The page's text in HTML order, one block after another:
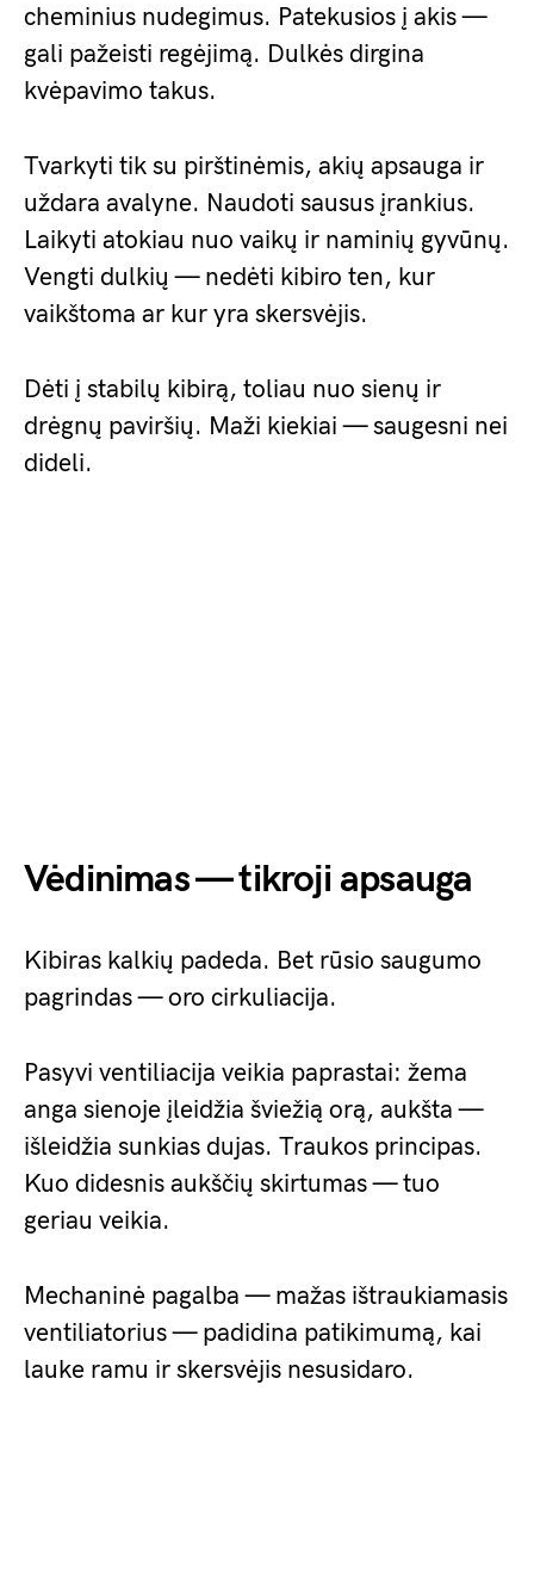
cheminius nudegimus. Patekusios į akis —
gali pažeisti regėjimą. Dulkės dirgina
kvėpavimo takus.
Tvarkyti tik su pirštinėmis, akių apsauga ir
uždara avalyne. Naudoti sausus įrankius.
Laikyti atokiau nuo vaikų ir naminių gyvūnų.
Vengti dulkių — nedėti kibiro ten, kur
vaikštoma ar kur yra skersvėjis.
Dėti į stabilų kibirą, toliau nuo sienų ir
drėgnų paviršių. Maži kiekiai — saugesni nei
dideli.
Vėdinimas — tikroji apsauga
Kibiras kalkių padeda. Bet rūsio saugumo
pagrindas — oro cirkuliacija.
Pasyvi ventiliacija veikia paprastai: žema
anga sienoje įleidžia šviežią orą, aukšta —
išleidžia sunkias dujas. Traukos principas.
Kuo didesnis aukščių skirtumas — tuo
geriau veikia.
Mechaninė pagalba — mažas ištraukiamasis
ventiliatorius — padidina patikimumą, kai
lauke ramu ir skersvėjis nesusidaro.